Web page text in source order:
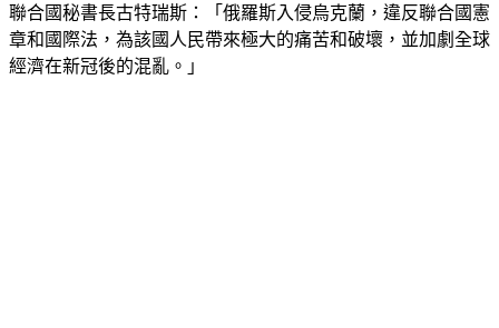
聯合國秘書長古特瑞斯：「俄羅斯入侵烏克蘭，違反聯合國憲
章和國際法，為該國人民帶來極大的痛苦和破壞，並加劇全球
經濟在新冠後的混亂。」